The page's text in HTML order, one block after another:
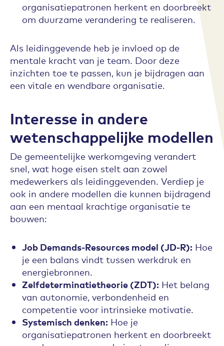
organisatiepatronen herkent en doorbreekt
om duurzame verandering te realiseren.
Als leidinggevende heb je invloed op de
mentale kracht van je team. Door deze
inzichten toe te passen, kun je bijdragen aan
een vitale en wendbare organisatie.
Interesse in andere
wetenschappelijke modellen
De gemeentelijke werkomgeving verandert
snel, wat hoge eisen stelt aan zowel
medewerkers als leidinggevenden. Verdiep je
ook in andere modellen die kunnen bijdragend
aan een mentaal krachtige organisatie te
bouwen:
Job Demands-Resources model (JD-R): Hoe
je een balans vindt tussen werkdruk en
energiebronnen.
Zelfdeterminatietheorie (ZDT): Het belang
van autonomie, verbondenheid en
competentie voor intrinsieke motivatie.
Systemisch denken: Hoe je
organisatiepatronen herkent en doorbreekt